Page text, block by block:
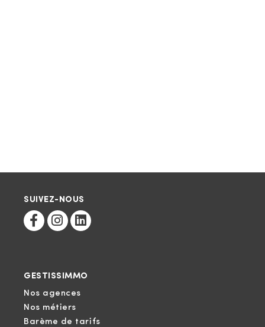
SUIVEZ-NOUS
GESTISSIMMO
Nos agences
Nos métiers
Barème de tarifs